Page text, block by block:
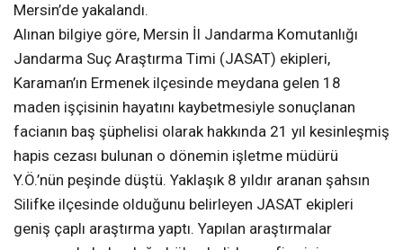
Mersin’de yakalandı.
Alınan bilgiye göre, Mersin İl Jandarma Komutanlığı
Jandarma Suç Araştırma Timi (JASAT) ekipleri,
Karaman’ın Ermenek ilçesinde meydana gelen 18
maden işçisinin hayatını kaybetmesiyle sonuçlanan
facianın baş şüphelisi olarak hakkında 21 yıl kesinleşmiş
hapis cezası bulunan o dönemin işletme müdürü
Y.Ö.’nün peşinde düştü. Yaklaşık 8 yıldır aranan şahsın
Silifke ilçesinde olduğunu belirleyen JASAT ekipleri
geniş çaplı araştırma yaptı. Yapılan araştırmalar